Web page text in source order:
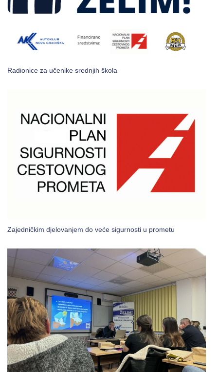
Radionice za učenike srednjih škola
Zajedničkim djelovanjem do veće sigurnosti u prometu